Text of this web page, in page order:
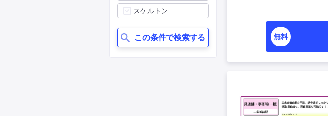
スケルトン
この条件で検索する 無料